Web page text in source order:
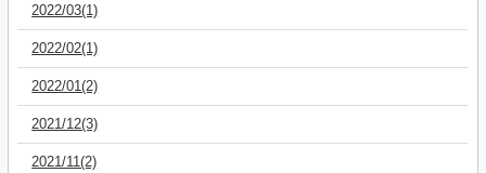
2022/03(1)
2022/02(1)
2022/01(2)
2021/12(3)
2021/11(2)